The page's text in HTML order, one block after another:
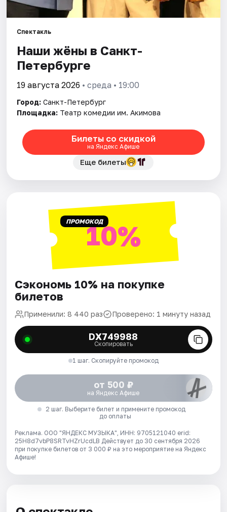
Спектакль
Наши жёны в Санкт-
Петербурге
19 августа 2026 • среда • 19:00
Город: Санкт-Петербург
Площадка: Театр комедии им. Акимова
Билеты со скидкой
на Яндекс Афише
Еще билеты
ПРОМОКОД10%
Сэкономь 10% на покупке
билетов
Применили: 8 440 раз Проверено: 1 минуту назад
DX749988
Скопировать
1 шаг. Скопируйте промокод
от 500 ₽
на Яндекс Афише
2 шаг. Выберите билет и примените промокод
до оплаты
Реклама. ООО "ЯНДЕКС МУЗЫКА", ИНН: 9705121040 erid:
25H8d7vbP8SRTvHZrUcdLB Действует до 30 сентября 2026
при покупке билетов от 3 000 ₽ на это мероприятие на Яндекс
Афише!